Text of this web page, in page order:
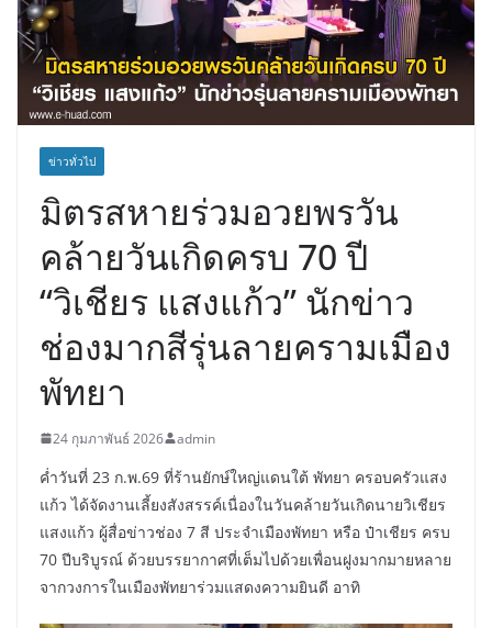
ข่าวทั่วไป
มิตรสหายร่วมอวยพรวัน
คล้ายวันเกิดครบ 70 ปี
“วิเชียร แสงแก้ว” นักข่าว
ช่องมากสีรุ่นลายครามเมือง
พัทยา
24 กุมภาพันธ์ 2026 admin
ค่ำวันที่ 23 ก.พ.69 ที่ร้านยักษ์ใหญ่แดนใต้ พัทยา ครอบครัวแสง
แก้ว ได้จัดงานเลี้ยงสังสรรค์เนื่องในวันคล้ายวันเกิดนายวิเชียร
แสงแก้ว ผู้สื่อข่าวช่อง 7 สี ประจำเมืองพัทยา หรือ ป๋าเชียร ครบ
70 ปีบริบูรณ์ ด้วยบรรยากาศที่เต็มไปด้วยเพื่อนฝูงมากมายหลาย
จากวงการในเมืองพัทยาร่วมแสดงความยินดี อาทิ